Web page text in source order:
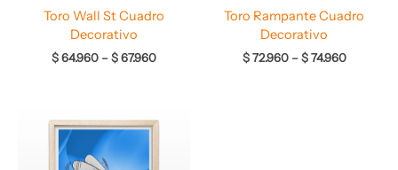
Toro Wall St Cuadro
Decorativo
$64.960 –$67.960
Toro Rampante Cuadro
Decorativo
$72.960 – $74.960
de